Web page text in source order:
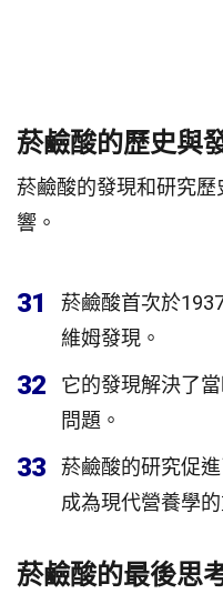
菸鹼酸的歷史與
菸鹼酸的發現和研究
響。
31
菸鹼酸首次於
維姆發現。
32
它的發現解決了
問題。
33
菸鹼酸的研究促
成為現代營養學
菸鹼酸的最後思